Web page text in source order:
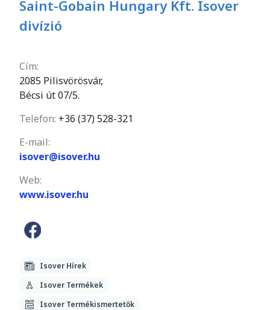
Saint-Gobain Hungary Kft. Isover
divízió
Cím:
2085 Pilisvörösvár,
Bécsi út 07/5.
Telefon: +36 (37) 528-321
E-mail:
isover@isover.hu
Web:
www.isover.hu
Isover Hírek
Isover Termékek
Isover Termékismertetők